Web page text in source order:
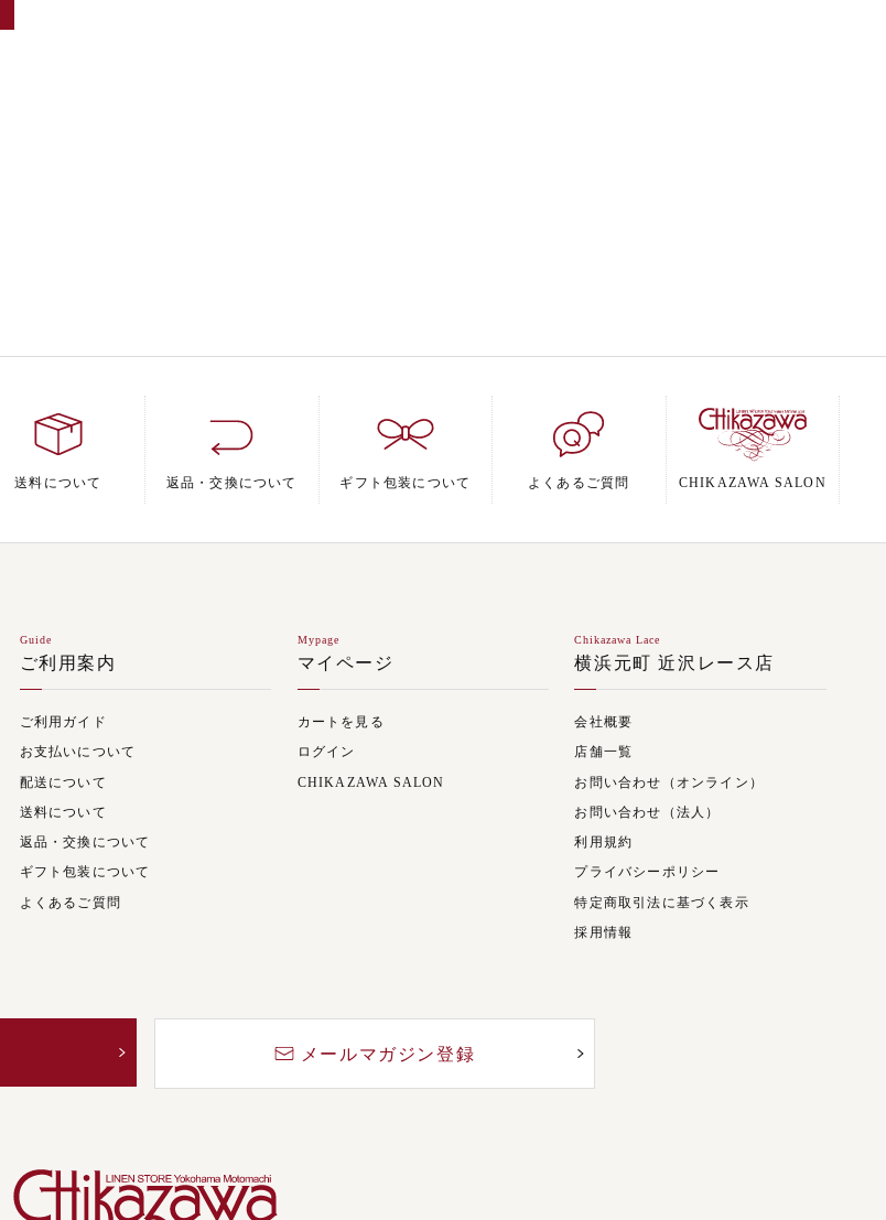
送料について 返品・交換について ギフト包装について よくあるご質問 CHIKAZAWA SALON
Guide
ご利用案内
ご利用ガイド
お支払いについて
配送について
送料について
返品・交換について
ギフト包装について
よくあるご質問
Mypage
マイページ
カートを見る
ログイン
CHIKAZAWA SALON
Chikazawa Lace
横浜元町 近沢レース店
会社概要
店舗一覧
お問い合わせ（オンライン）
お問い合わせ（法人）
利用規約
プライバシーポリシー
特定商取引法に基づく表示
採用情報
メールマガジン登録